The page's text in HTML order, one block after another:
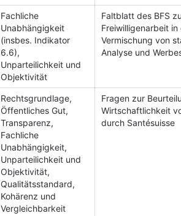
Fachliche
Unabhängigkeit
(insbes. Indikator
6.6),
Unparteilichkeit und
Objektivität
Faltblatt des BFS
Freiwilligenarbeit
Vermischung von
Analyse und
Rechtsgrundlage,
Öffentliches Gut,
Transparenz,
Fachliche
Unabhängigkeit,
Unparteilichkeit und
Objektivität,
Qualitätsstandard,
Kohärenz und
Vergleichbarkeit
Fragen zur
Wirtschaftlichkeit
durch Santésuisse